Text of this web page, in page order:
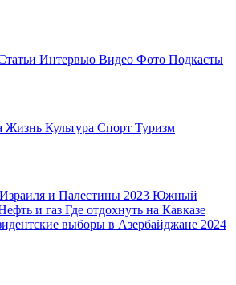
Интервью Видео Фото Подкасты
Жизнь Культура Спорт Туризм
и Палестины 2023 Южный
и газ Где отдохнуть на Кавказе
выборы в Азербайджане 2024